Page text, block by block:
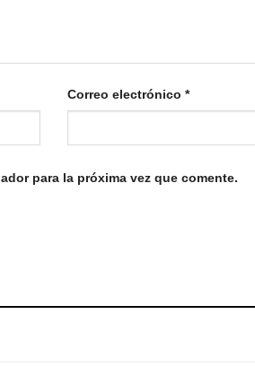
Correo electrónico *
para la próxima vez que comente.